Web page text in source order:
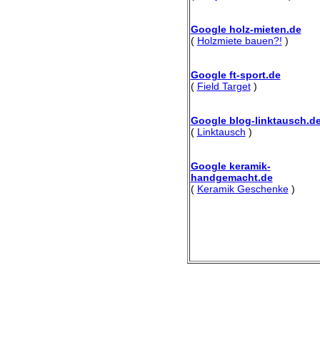
Google holz-mieten.de
( Holzmiete bauen?! )
Google ft-sport.de
( Field Target)
Google blog-
( Linktausch )
Google keramik-
handgemacht.de
( Keramik Geschenke)